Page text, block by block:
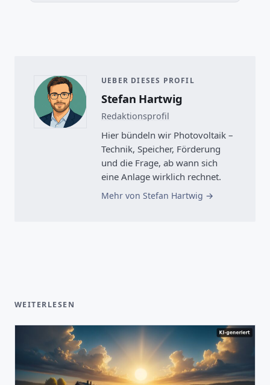
UEBER DIESES PROFIL
Stefan Hartwig
Redaktionsprofil
Hier bündeln wir Photovoltaik –
Technik, Speicher, Förderung
und die Frage, ab wann sich
eine Anlage wirklich rechnet.
Mehr von Stefan Hartwig
WEITERLESEN